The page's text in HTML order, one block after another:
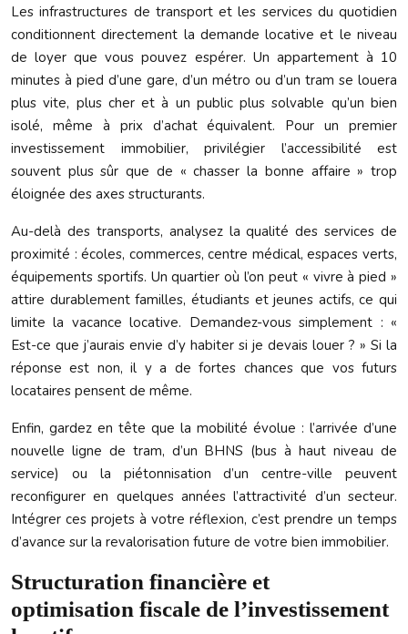
Les infrastructures de transport et les services du quotidien
conditionnent directement la demande locative et le niveau
de loyer que vous pouvez espérer. Un appartement à 10
minutes à pied d’une gare, d’un métro ou d’un tram se louera
plus vite, plus cher et à un public plus solvable qu’un bien
isolé, même à prix d’achat équivalent. Pour un premier
investissement immobilier, privilégier l’accessibilité est
souvent plus sûr que de « chasser la bonne affaire » trop
éloignée des axes structurants.
Au-delà des transports, analysez la qualité des services de
proximité : écoles, commerces, centre médical, espaces verts,
équipements sportifs. Un quartier où l’on peut « vivre à pied »
attire durablement familles, étudiants et jeunes actifs, ce qui
limite la vacance locative. Demandez-vous simplement : «
Est-ce que j’aurais envie d’y habiter si je devais louer ? » Si la
réponse est non, il y a de fortes chances que vos futurs
locataires pensent de même.
Enfin, gardez en tête que la mobilité évolue : l’arrivée d’une
nouvelle ligne de tram, d’un BHNS (bus à haut niveau de
service) ou la piétonnisation d’un centre-ville peuvent
reconfigurer en quelques années l’attractivité d’un secteur.
Intégrer ces projets à votre réflexion, c’est prendre un temps
d’avance sur la revalorisation future de votre bien immobilier.
Structuration financière et
optimisation fiscale de l’investissement